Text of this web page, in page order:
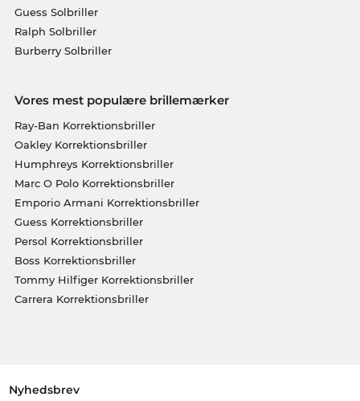
Guess Solbriller
Ralph Solbriller
Burberry Solbriller
Vores mest populære brillemærker
Ray-Ban Korrektionsbriller
Oakley Korrektionsbriller
Humphreys Korrektionsbriller
Marc O Polo Korrektionsbriller
Emporio Armani Korrektionsbriller
Guess Korrektionsbriller
Persol Korrektionsbriller
Boss Korrektionsbriller
Tommy Hilfiger Korrektionsbriller
Carrera Korrektionsbriller
Nyhedsbrev